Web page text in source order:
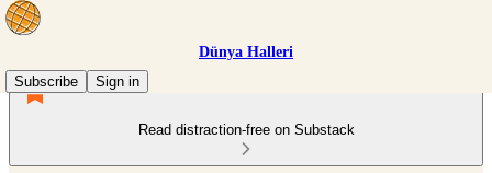
Dünya Halleri
Subscribe
Sign in
Read distraction-free on Substack